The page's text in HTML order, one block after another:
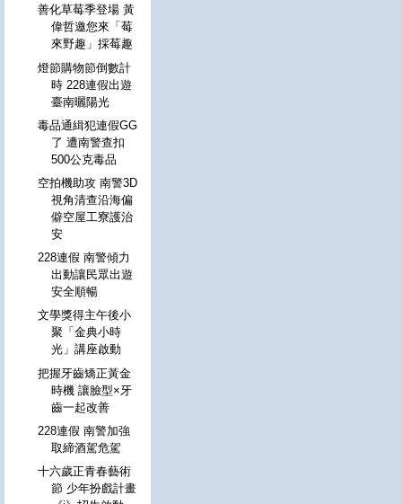
善化草莓季登場 黃
偉哲邀您來「莓
來野趣」採莓趣
燈節購物節倒數計
時 228連假出遊
臺南曬陽光
毒品通緝犯連假GG
了 遭南警查扣
500公克毒品
空拍機助攻 南警3D
視角清查沿海偏
僻空屋工寮護治
安
228連假 南警傾力
出動讓民眾出遊
安全順暢
文學獎得主午後小
聚「金典小時
光」講座啟動
把握牙齒矯正黃金
時機 讓臉型×牙
齒一起改善
228連假 南警加強
取締酒駕危駕
十六歲正青春藝術
節 少年扮戲計畫